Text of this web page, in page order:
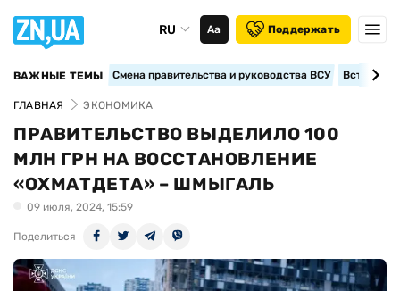
RU Аа Поддержать
ВАЖНЫЕ ТЕМЫ Смена правительства и руководства ВСУ
ГЛАВНАЯ ЭКОНОМИКА
ПРАВИТЕЛЬСТВО ВЫДЕЛИЛО 100
МЛН ГРН НА ВОССТАНОВЛЕНИЕ
«ОХМАТДЕТА» – ШМЫГАЛЬ
09 июля, 2024, 15:59
Поделиться